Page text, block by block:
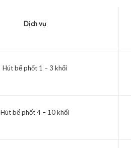
Dịch vụ
Hút bể phốt 1 – 3 khối
Hút bể phốt 4 – 10 khối